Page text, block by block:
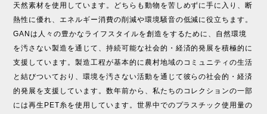
天然素材を使用しています。どちらも動物を苦しめずに手に入り、断
熱性に優れ、エネルギー消費の削減や環境騒音の低減に役立ちます。
GANは人々の豊かなライフスタイルを創造をするために、自然環境
を汚さない製造を通じて、持続可能な社会的・経済的発展を積極的に
支援しています。製造工程が基本的に農村地域のコミュニティの生活
と結びついており、環境を汚さない活動を通じて彼らの社会的・経済
的発展を支援しています。数年前から、私たちのコレクションの一部
には再生PET糸を使用しています。世界中でのプラスチック使用量の